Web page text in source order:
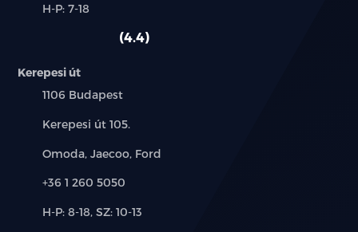
használt
Alkatrész,
H-P: 7-18
4.4
Kerepesi út
Település:
1106 Budapest
Cím:
Kerepesi út 105.
Márkák:
Omoda, Jaecoo, Ford
Telefon:
+36 1 260 5050
Új-
H-P: 8-18, SZ: 10-13